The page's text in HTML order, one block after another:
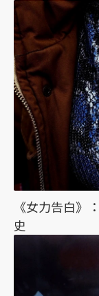
《女力告白》
史